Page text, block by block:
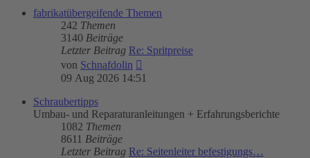
fabrikatübergeifende Themen
242 Themen
3140 Beiträge
Letzter Beitrag Re: Spritpreise
von Schnafdolin
Beitrag
09 Aug 2026 14:51
Schraubertipps
Umbau- und Reparaturanleitungen + Erfahrungsberichte
1082 Themen
8611 Beiträge
Letzter Beitrag Re: Seitenleiter befestigungs…